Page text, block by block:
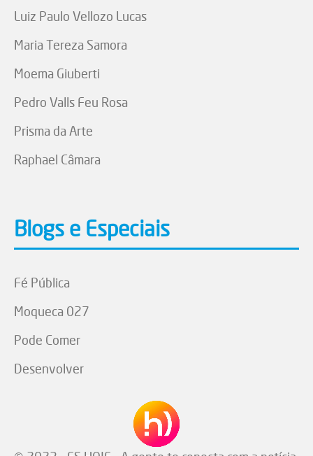
Luiz Paulo Vellozo Lucas
Maria Tereza Samora
Moema Giuberti
Pedro Valls Feu Rosa
Prisma da Arte
Raphael Câmara
Blogs e Especiais
Fé Pública
Moqueca 027
Pode Comer
Desenvolver